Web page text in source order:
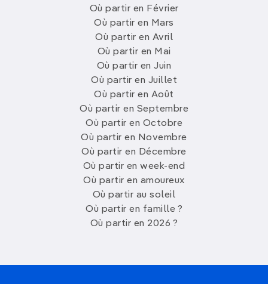
Où partir en Février
Où partir en Mars
Où partir en Avril
Où partir en Mai
Où partir en Juin
Où partir en Juillet
Où partir en Août
Où partir en Septembre
Où partir en Octobre
Où partir en Novembre
Où partir en Décembre
Où partir en week-end
Où partir en amoureux
Où partir au soleil
Où partir en famille ?
Où partir en 2026 ?